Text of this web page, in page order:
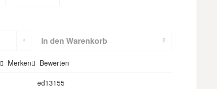
In den Warenkorb
Merken Bewerten
ed13155